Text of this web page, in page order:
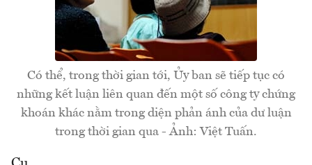
Có thể, trong thời gian tới, Ủy ban sẽ tiếp tục có
những kết luận liên quan đến một số công ty chứng
khoán khác nằm trong diện phản ánh của dư luận
trong thời gian qua - Ảnh: Việt Tuấn.